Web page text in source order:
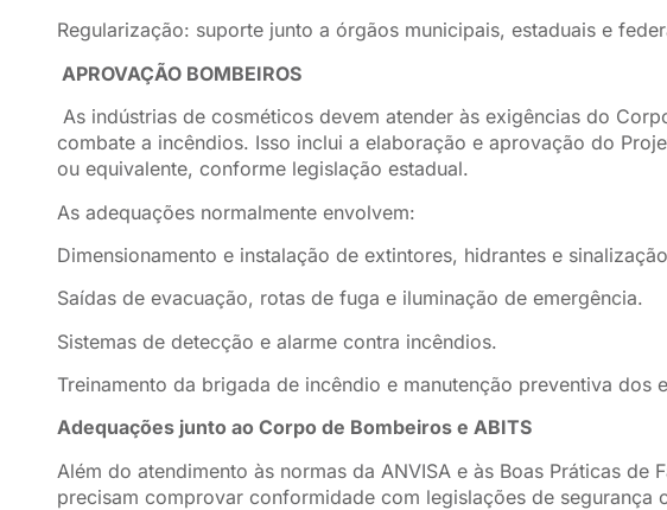
Regularização: suporte junto a órgãos municipais, estaduais e
APROVAÇÃO BOMBEIROS
As indústrias de cosméticos devem atender às exigências do
combate a incêndios. Isso inclui a elaboração e aprovação do
ou equivalente, conforme legislação estadual.
As adequações normalmente envolvem:
Dimensionamento e instalação de extintores, hidrantes e
Saídas de evacuação, rotas de fuga e iluminação de emergência.
Sistemas de detecção e alarme contra incêndios.
Treinamento da brigada de incêndio e manutenção preventiva dos
Adequações junto ao Corpo de Bombeiros e ABITS
Além do atendimento às normas da ANVISA e às Boas Práticas de
precisam comprovar conformidade com legislações de segurança